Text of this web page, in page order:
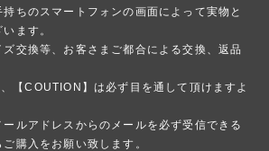
持ちのスマートフォンの画面によって実物と
ます。
ズ交換等、お客さまご都合による交換、返品
【COUTION】は必ず目を通して頂けますよ
ールアドレスからのメールを必ず受信できる
購入をお願い致します。